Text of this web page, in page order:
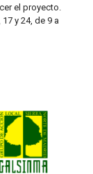
el proyecto.
y 24, de 9 a